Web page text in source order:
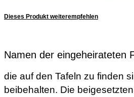
Dieses Produkt weiterempfehlen
Namen der eingeheirateten
die auf den Tafeln zu finden
beibehalten. Die